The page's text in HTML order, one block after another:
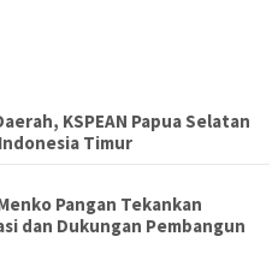
KSPEAN Papua Selatan
Timur
Pangan Tekankan
dan Dukungan Pembangun